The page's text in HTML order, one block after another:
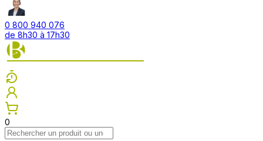
0 800 940 076
de 8h30 à 17h30
0